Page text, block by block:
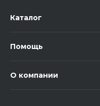
Каталог
Помощь
О компании